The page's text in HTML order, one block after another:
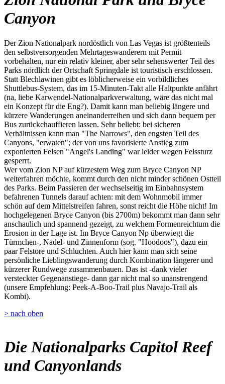
Canyon
Der Zion Nationalpark nordöstlich von Las Vegas ist größtenteils
den selbstversorgenden Mehrtageswanderern mit Permit
vorbehalten, nur ein relativ kleiner, aber sehr sehenswerter Teil des
Parks nördlich der Ortschaft Springdale ist touristisch erschlossen.
Statt Blechlawinen gibt es löblicherweise ein vorbildliches
Shuttlebus-System, das im 15-Minuten-Takt alle Haltpunkte anfährt
(na, liebe Karwendel-Nationalparkverwaltung, wäre das nicht mal
ein Konzept für die Eng?). Damit kann man beliebig längere und
kürzere Wanderungen aneinanderreihen und sich dann bequem per
Bus zurückchauffieren lassen. Sehr beliebt: bei sicheren
Verhältnissen kann man "The Narrows", den engsten Teil des
Canyons, "erwaten"; der von uns favorisierte Anstieg zum
exponierten Felsen "Angel's Landing" war leider wegen Felssturz
gesperrt.
Wer vom Zion NP auf kürzestem Weg zum Bryce Canyon NP
weiterfahren möchte, kommt durch den nicht minder schönen Ostteil
des Parks. Beim Passieren der wechselseitig im Einbahnsystem
befahrenen Tunnels darauf achten: mit dem Wohnmobil immer
schön auf dem Mittelstreifen fahren, sonst reicht die Höhe nicht! Im
hochgelegenen Bryce Canyon (bis 2700m) bekommt man dann sehr
anschaulich und spannend gezeigt, zu welchem Formenreichtum die
Erosion in der Lage ist. Im Bryce Canyon Np überwiegt die
Türmchen-, Nadel- und Zinnenform (sog. "Hoodoos"), dazu ein
paar Felstore und Schluchten. Auch hier kann man sich seine
persönliche Lieblingswanderung durch Kombination längerer und
kürzerer Rundwege zusammenbauen. Das ist -dank vieler
versteckter Gegenanstiege- dann gar nicht mal so unanstrengend
(unsere Empfehlung: Peek-A-Boo-Trail plus Navajo-Trail als
Kombi).
> nach oben
Die Nationalparks Capitol Reef
und Canyonlands